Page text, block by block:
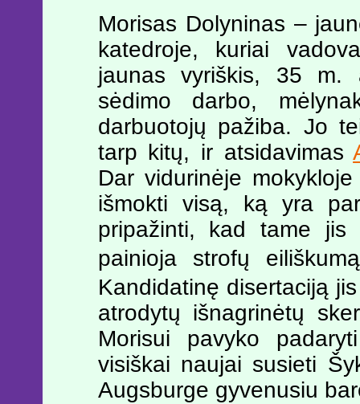
Morisas Dolyninas –
katedroje, kuriai
jaunas vyriškis, 35 m.
sėdimo darbo,
darbuotojų pažiba. Jo
tarp kitų, ir atsidavimas
Dar vidurinėje
išmokti visą, ką yra
pripažinti, kad tame
painioja strofų
Kandidatinę disertaciją
atrodytų išnagrinėtų
Morisui pavyko
visiškai naujai susieti
Augsburge gyvenusiu